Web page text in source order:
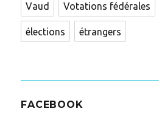
Vaud Votations fédérales
élections étrangers
FACEBOOK